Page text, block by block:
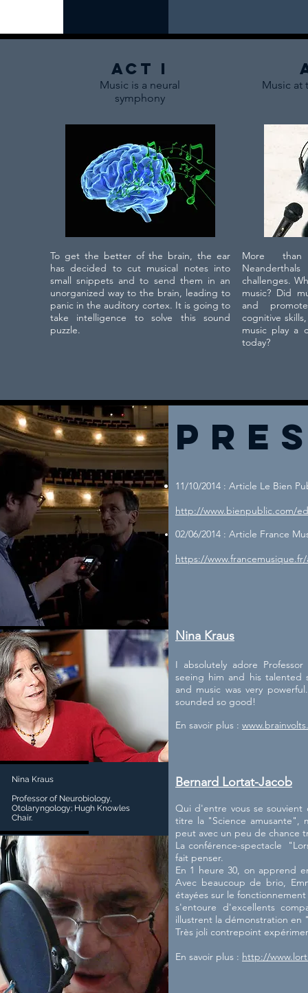
Act I
Music is a neural
symphony
Music at
To get the better of the brain, the ear
has decided to cut musical notes into
small snippets and to send them in an
unorganized way to the brain, leading to
panic in the auditory cortex. It is going to
take intelligence to solve this sound
puzzle.
More
challenges.
music? Did
and
cognitive
music play a
today?
Nina Kraus
Professor of Neurobiology,
Otolaryngology; Hugh Knowles
Chair.
11/10/2014 : Article Le Bien
http://www.bienpublic.com/
02/06/2014 : Article France
https://
Nina Kraus
I absolutely adore
seeing him and his talented
and music was very
sounded so good!
En savoir plus :
Bernard Lortat-Jacob
Qui d'entre vous se souvient
titre la "Science amusante",
peut avec un peu de chance
La conférence-spectacle
fait penser.
En 1 heure 30, on apprend
Avec beaucoup de brio,
étayées sur le
s'entoure d'excellents
illustrent la démonstration
Très joli contrepoint
En savoir plus : http://